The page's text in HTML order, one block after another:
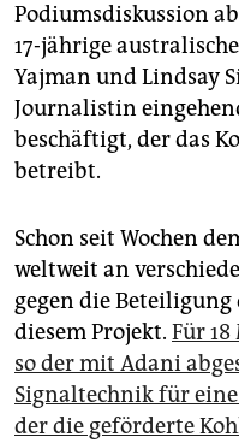
Podiumsdiskussion
17-jährige
Yajman und Lindsay
Journalistin
beschäftigt, der das
betreibt.
Schon seit Wochen
weltweit an
gegen die Beteiligung
diesem Projekt. Für
so der mit Adani
Signaltechnik für
der die geförderte